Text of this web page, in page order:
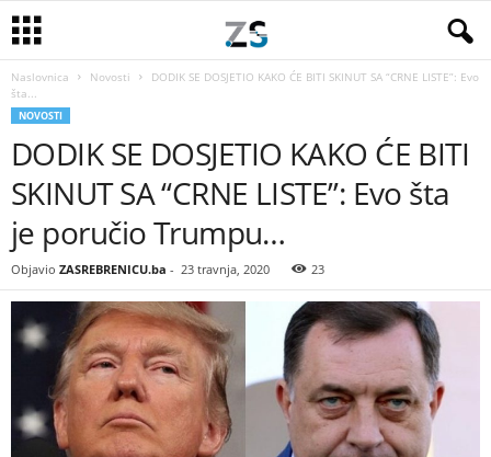
Naslovnica Novosti
DODIK SE DOSJETIO KAKO ĆE BITI SKINUT SA “CRNE LISTE”: Evo
šta...
NOVOSTI
DODIK SE DOSJETIO KAKO ĆE BITI
SKINUT SA “CRNE LISTE”: Evo šta
je poručio Trumpu…
Objavio ZASREBRENICU.ba - 23 travnja, 2020 23